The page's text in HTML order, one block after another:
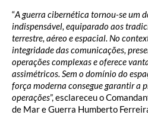
“A guerra cibernética tornou-se um
indispensável, equiparado aos
terrestre, aéreo e espacial. No
integridade das comunicações,
operações complexas e oferece
assimétricos. Sem o domínio do
força moderna consegue garantir a
operações”, esclareceu o
de Mar e Guerra Humberto